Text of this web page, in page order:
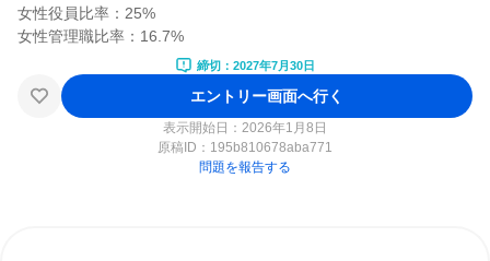
女性役員比率：25%
締切：2027年7月30日
エントリー画面へ行く
表示開始日：2026年1月8日
原稿ID： 195b810678aba771
問題を報告する